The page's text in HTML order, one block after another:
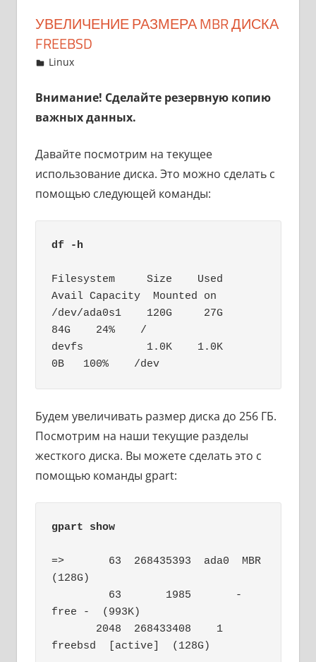
УВЕЛИЧЕНИЕ РАЗМЕРА MBR ДИСКА
FREEBSD
16.06.2023
hasoid
Linux
Внимание! Cделайте резервную копию
важных данных.
Давайте посмотрим на текущее
использование диска. Это можно сделать с
помощью следующей команды:
df -h
Filesystem     Size    Used
Avail Capacity  Mounted on
/dev/ada0s1    120G     27G
84G    24%    /
devfs          1.0K    1.0K
0B   100%    /dev
Будем увеличивать размер диска до 256 ГБ.
Посмотрим на наши текущие разделы
жесткого диска. Вы можете сделать это с
помощью команды gpart:
gpart show
=>       63  268435393  ada0  MBR
(128G)
free -  (993K)
freebsd  [active]  (128G)